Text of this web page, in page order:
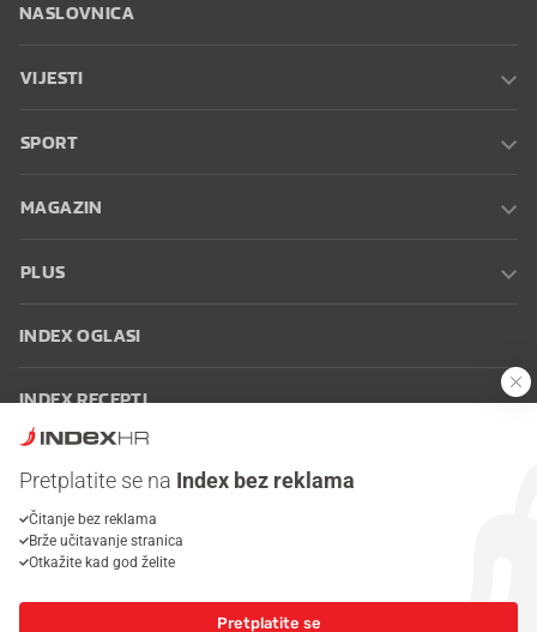
NASLOVNICA
VIJESTI
SPORT
MAGAZIN
PLUS
INDEX OGLASI
INDEX RECEPTI
Oglašavanje Zaposli se na Indexu
korištenja
Postavke kolačića
Pretplatite se na Index bez reklama
Čitanje bez reklama
Brže učitavanje stranica
Otkažite kad god želite
Pretplatite se